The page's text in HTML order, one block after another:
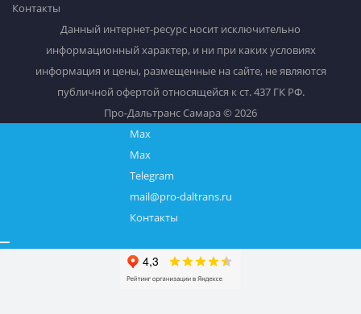
Контакты
Данный интернет-ресурс носит исключительно
информационный характер, и ни при каких условиях
информация и цены, размещенные на сайте, не являются
публичной офертой относящейся к ст. 437 ГК РФ.
Про-Дальтранс Самара © 2026
Max
Max
Telegram
mail@pro-daltrans.ru
Контакты